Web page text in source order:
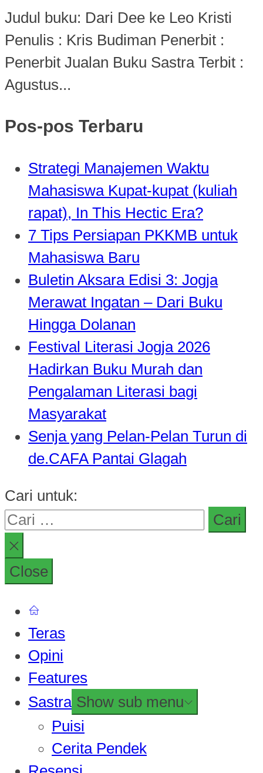
Judul buku: Dari Dee ke Leo Kristi
Penulis : Kris Budiman Penerbit :
Penerbit Jualan Buku Sastra Terbit :
Agustus...
Pos-pos Terbaru
Strategi Manajemen Waktu
Mahasiswa Kupat-kupat (kuliah
rapat), In This Hectic Era?
7 Tips Persiapan PKKMB untuk
Mahasiswa Baru
Buletin Aksara Edisi 3: Jogja
Merawat Ingatan – Dari Buku
Hingga Dolanan
Festival Literasi Jogja 2026
Hadirkan Buku Murah dan
Pengalaman Literasi bagi
Masyarakat
Senja yang Pelan-Pelan Turun di
de.CAFA Pantai Glagah
Cari untuk:
Close
Teras
Opini
Features
Sastra Show sub menu
Puisi
Cerita Pendek